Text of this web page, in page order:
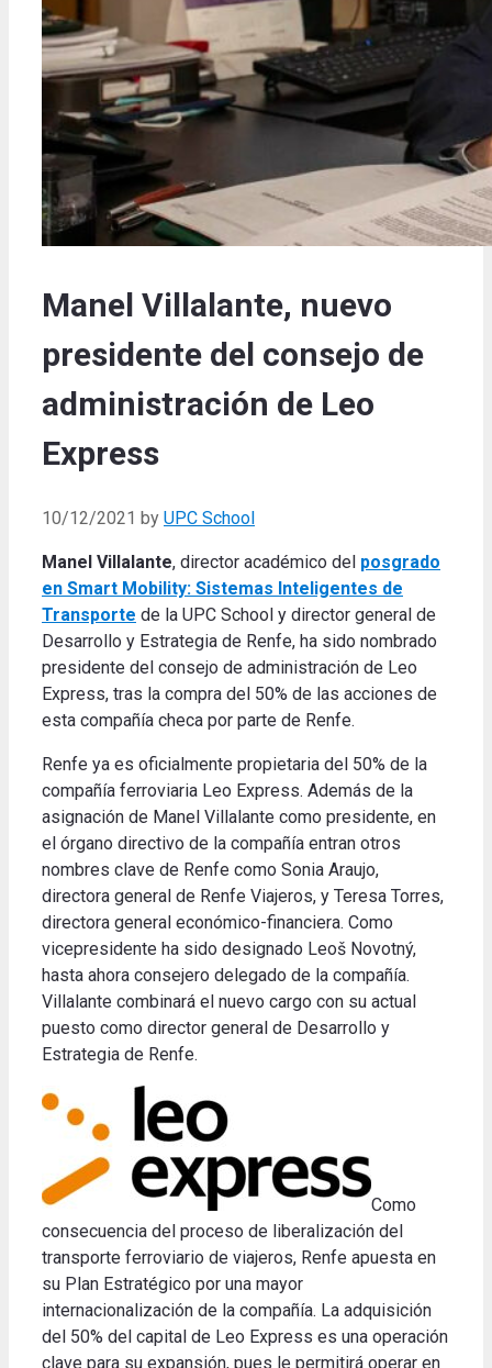
Manel Villalante, nuevo
presidente del consejo de
administración de Leo
Express
10/12/2021 by UPC School
Manel Villalante, director académico del posgrado
en Smart Mobility: Sistemas Inteligentes de
Transporte de la UPC School y director general de
Desarrollo y Estrategia de Renfe, ha sido nombrado
presidente del consejo de administración de Leo
Express, tras la compra del 50% de las acciones de
esta compañía checa por parte de Renfe.
Renfe ya es oficialmente propietaria del 50% de la
compañía ferroviaria Leo Express. Además de la
asignación de Manel Villalante como presidente, en
el órgano directivo de la compañía entran otros
nombres clave de Renfe como Sonia Araujo,
directora general de Renfe Viajeros, y Teresa Torres,
directora general económico-financiera. Como
vicepresidente ha sido designado Leoš Novotný,
hasta ahora consejero delegado de la compañía.
Villalante combinará el nuevo cargo con su actual
puesto como director general de Desarrollo y
Estrategia de Renfe.
Como
consecuencia del proceso de liberalización del
transporte ferroviario de viajeros, Renfe apuesta en
su Plan Estratégico por una mayor
internacionalización de la compañía. La adquisición
del 50% del capital de Leo Express es una operación
clave para su expansión, pues le permitirá operar en